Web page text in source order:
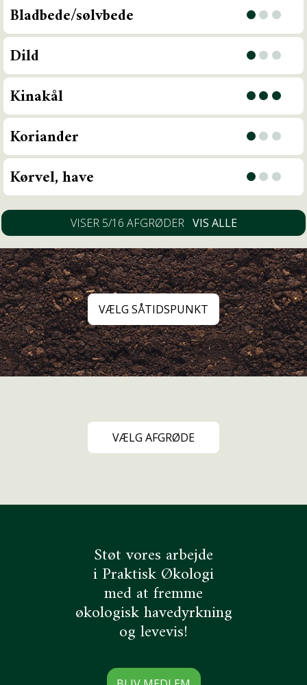
KONTAKT OS
INSTALLER DYRK.NU PÅ DIN TELEFON
Bladbede/sølvbede
Dild
Kinakål
Koriander
Kørvel, have
Majroe
Mizuna
Pak choi
Radise
Rapini
Rucola, almindelig / Salatsennep
Sareptasennep
VISER 5/16 AFGRØDER VIS ALLE
VÆLG SÅTIDSPUNKT
VÆLG AFGRØDE
Støt vores arbejde
i Praktisk Økologi
med at fremme
økologisk havedyrkning
og levevis!